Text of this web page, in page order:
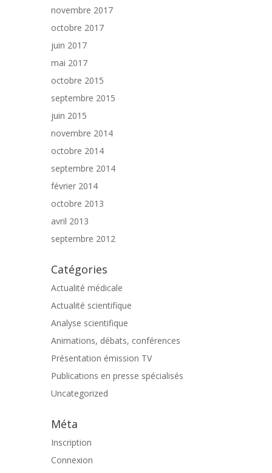
novembre 2017
octobre 2017
juin 2017
mai 2017
octobre 2015
septembre 2015
juin 2015
novembre 2014
octobre 2014
septembre 2014
février 2014
octobre 2013
avril 2013
septembre 2012
Catégories
Actualité médicale
Actualité scientifique
Analyse scientifique
Animations, débats, conférences
Présentation émission TV
Publications en presse spécialisés
Uncategorized
Méta
Inscription
Connexion